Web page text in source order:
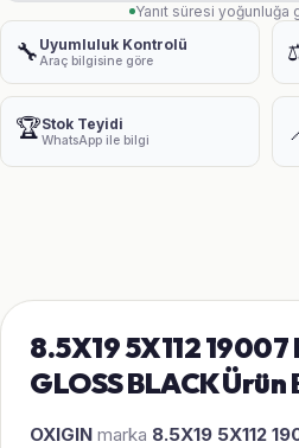
Yanıt süresi
🔧 Uyumluluk Kontrolü
Araç bilgisine göre
🏆Stok Teyidi
WhatsApp ile bilgi
8.5X19 5X112
GLOSS BLACK Ürün
OXIGIN marka 8.5X19 5X112